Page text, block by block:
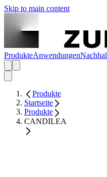
Skip to main content
ProdukteAnwendungen
Produkte
Startseite
Produkte
CANDILEA